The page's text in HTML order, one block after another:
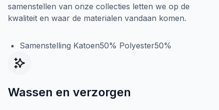
samenstellen van onze collecties letten we op de
kwaliteit en waar de materialen vandaan komen.
Samenstelling Katoen50% Polyester50%
Wassen en verzorgen